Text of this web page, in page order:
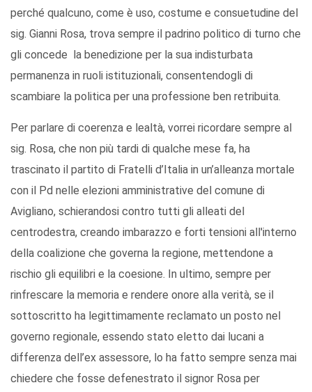
perché qualcuno, come è uso, costume e consuetudine del
sig. Gianni Rosa, trova sempre il padrino politico di turno che
gli concede la benedizione per la sua indisturbata
permanenza in ruoli istituzionali, consentendogli di
scambiare la politica per una professione ben retribuita.
Per parlare di coerenza e lealtà, vorrei ricordare sempre al
sig. Rosa, che non più tardi di qualche mese fa, ha
trascinato il partito di Fratelli d’Italia in un’alleanza mortale
con il Pd nelle elezioni amministrative del comune di
Avigliano, schierandosi contro tutti gli alleati del
centrodestra, creando imbarazzo e forti tensioni all'interno
della coalizione che governa la regione, mettendone a
rischio gli equilibri e la coesione. In ultimo, sempre per
rinfrescare la memoria e rendere onore alla verità, se il
sottoscritto ha legittimamente reclamato un posto nel
governo regionale, essendo stato eletto dai lucani a
differenza dell’ex assessore, lo ha fatto sempre senza mai
chiedere che fosse defenestrato il signor Rosa per